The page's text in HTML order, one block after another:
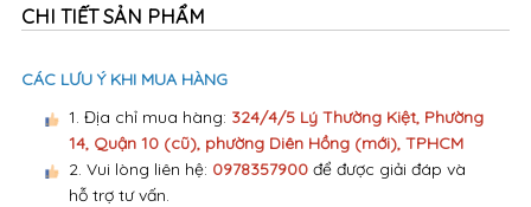
CÁC LƯU Ý KHI MUA HÀNG
14, Quận 10 (cũ), phường Diên Hồng (mới), TPHCM
2. Vui lòng liên hệ:0978357900để được giải đáp và
hỗ trợ tư vấn.
3. Vui lòng kiểm tra kỹ hóa đơn, số tiền thừa trước khi
rời quầy thanh toán.